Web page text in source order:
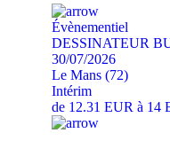
Évènementiel
DESSINATEUR
30/07/2026
Le Mans (72)
Intérim
de 12.31 EUR à 14